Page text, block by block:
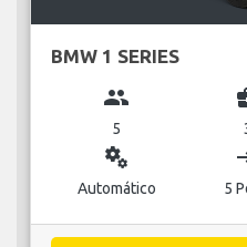
BMW 1 SERIES
group
5
miscellaneous_services
Automático 5